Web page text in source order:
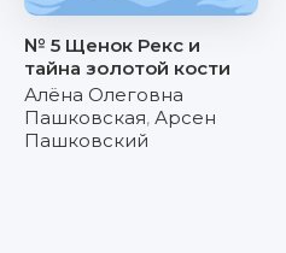
№ 5 Щенок Рекс и
тайна золотой кости
Алёна Олеговна
Пашковская, Арсен
Пашковский